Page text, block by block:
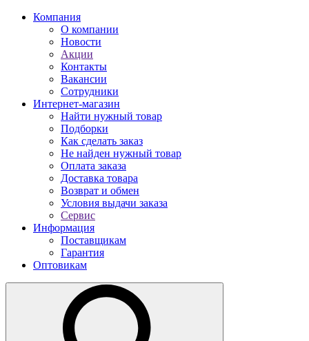
Компания
О компании
Новости
Акции
Контакты
Вакансии
Сотрудники
Интернет-магазин
Найти нужный товар
Подборки
Как сделать заказ
Не найден нужный товар
Оплата заказа
Доставка товара
Возврат и обмен
Условия выдачи заказа
Сервис
Информация
Поставщикам
Гарантия
Оптовикам